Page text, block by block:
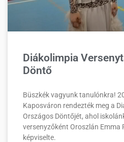
Diákolimpia
Döntő
Büszkék vagyunk tanulónkra!
Kaposváron rendezték meg a
Országos Döntőjét, ahol
versenyzőként Oroszlán
képviselte.